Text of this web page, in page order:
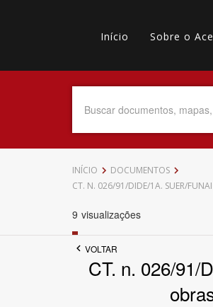
Main
navigation
Início Sobre o
secundário
Data do Documento
Povo Indígena
INÍCIO
DOCUMENTOS
CT. N. 026/91/DIDE/1A. SUER/
9 visualizações
VOLTAR
CT. n. 026/91/